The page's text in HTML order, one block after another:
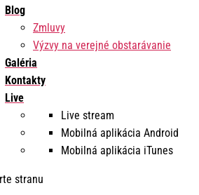
Blog
Zmluvy
Výzvy na verejné obstarávanie
Galéria
Kontakty
Live
Live stream
Mobilná aplikácia Android
Mobilná aplikácia iTunes
stranu